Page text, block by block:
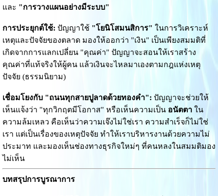
และ "การวางแผนอย่างมีระบบ"
การประยุกต์ใช้: ปัญญาใช้ "โยนิโสมนสิการ" ในการวิเคราะห์
เหตุและปัจจัยของตลาด มองให้ออกว่า "เงิน" เป็นเพียงสมมติที่
เกิดจากการแลกเปลี่ยน "คุณค่า" ปัญญาจะสอนให้เราสร้าง
คุณค่าที่แท้จริงให้ผู้คน แล้วเงินจะไหลมาเองตามกฎแห่งเหตุ
ปัจจัย (ธรรมนิยาม)
เชื่อมโยงกับ "ถนนทุกสายปูลาดด้วยทองคำ": ปัญญาจะช่วยให้
เห็นแจ้งว่า "ทุกวิกฤตมีโอกาส" หรือเห็นความเป็น อนัตตาใน
ความล้มเหลว คือเห็นว่าความเจ๊งไม่ใช่เรา ความสำเร็จก็ไม่ใช่
เรา แต่เป็นเรื่องของเหตุปัจจัย ทำให้เราบริหารงานด้วยความไม่
ประมาท และมองเห็นช่องทางธุรกิจใหม่ๆ ที่คนหลงในสมมติมอง
ไม่เห็น
บทสรุปการบูรณาการ